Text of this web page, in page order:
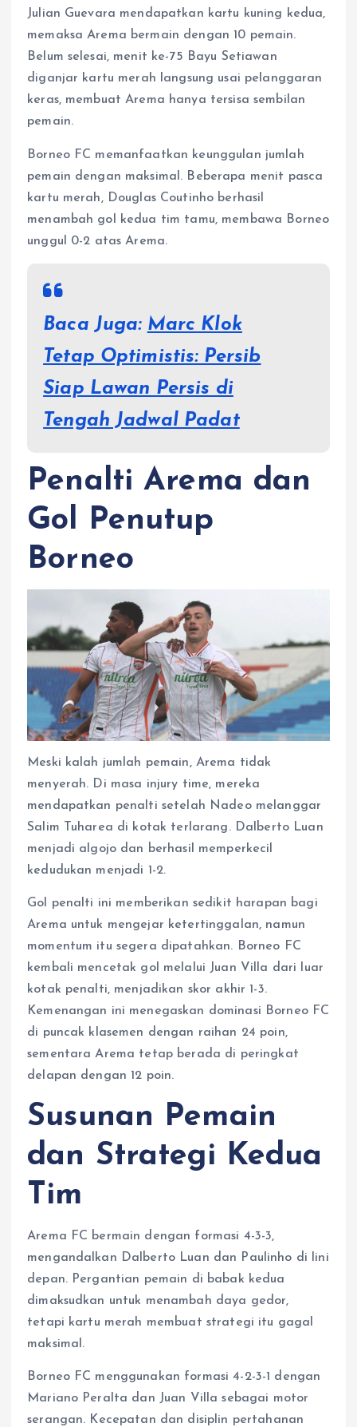
Julian Guevara mendapatkan kartu kuning kedua,
memaksa Arema bermain dengan 10 pemain.
Belum selesai, menit ke-75 Bayu Setiawan
diganjar kartu merah langsung usai pelanggaran
keras, membuat Arema hanya tersisa sembilan
pemain.
Borneo FC memanfaatkan keunggulan jumlah
pemain dengan maksimal. Beberapa menit pasca
kartu merah, Douglas Coutinho berhasil
menambah gol kedua tim tamu, membawa Borneo
unggul 0-2 atas Arema.
Baca Juga: Marc Klok
Tetap Optimistis: Persib
Siap Lawan Persis di
Tengah Jadwal Padat
Penalti Arema dan
Gol Penutup
Borneo
Meski kalah jumlah pemain, Arema tidak
menyerah. Di masa injury time, mereka
mendapatkan penalti setelah Nadeo melanggar
Salim Tuharea di kotak terlarang. Dalberto Luan
menjadi algojo dan berhasil memperkecil
kedudukan menjadi 1-2.
Gol penalti ini memberikan sedikit harapan bagi
Arema untuk mengejar ketertinggalan, namun
momentum itu segera dipatahkan. Borneo FC
kembali mencetak gol melalui Juan Villa dari luar
kotak penalti, menjadikan skor akhir 1-3.
Kemenangan ini menegaskan dominasi Borneo FC
di puncak klasemen dengan raihan 24 poin,
sementara Arema tetap berada di peringkat
delapan dengan 12 poin.
Susunan Pemain
dan Strategi Kedua
Tim
Arema FC bermain dengan formasi 4-3-3,
mengandalkan Dalberto Luan dan Paulinho di lini
depan. Pergantian pemain di babak kedua
dimaksudkan untuk menambah daya gedor,
tetapi kartu merah membuat strategi itu gagal
maksimal.
Borneo FC menggunakan formasi 4-2-3-1 dengan
Mariano Peralta dan Juan Villa sebagai motor
serangan. Kecepatan dan disiplin pertahanan